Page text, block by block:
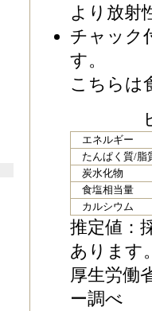
より放射
チャック
す。
こちらは
ピンク岩
エネルギー
たんぱく質/脂
炭水化物
食塩相当量
カルシウム
推定値：
あります
厚生労働
ー調べ